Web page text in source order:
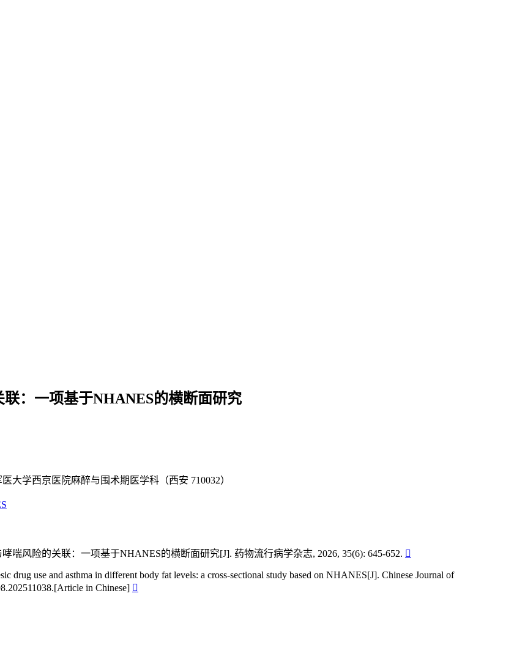
：一项基于NHANES的横断面研究
医大学西京医院麻醉与围术期医学科（西安 710032）
喘风险的关联：一项基于NHANES的横断面研究[J]. 药物流行病学杂志, 2026, 35(6): 645-652. 
drug use and asthma in different body fat levels: a cross-sectional study based on NHANES[J]. Chinese Journal of
in Chinese] 